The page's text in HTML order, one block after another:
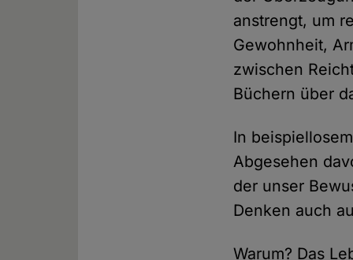
anstrengt, um
Gewohnheit,
zwischen
Büchern über
In
Abgesehen
der unser
Denken auch
Warum? Das